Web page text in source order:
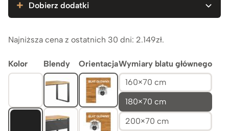
Dobierz dodatki
Najniższa cena z ostatnich 30 dni: 2.149zł.
Kolor Blendy OrientacjaWymiary blatu głównego
160×70 cm
180×70 cm
200×70 cm